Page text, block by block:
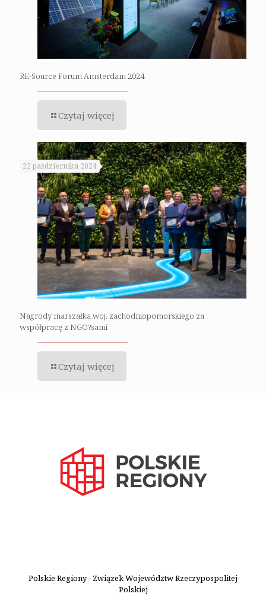
RE-Source Forum Amsterdam 2024
Czytaj więcej
22 października 2024
Nagrody marszałka woj. zachodniopomorskiego za
współpracę z NGO?sami
Czytaj więcej
Polskie Regiony - Związek Województw Rzeczypospolitej
Polskiej